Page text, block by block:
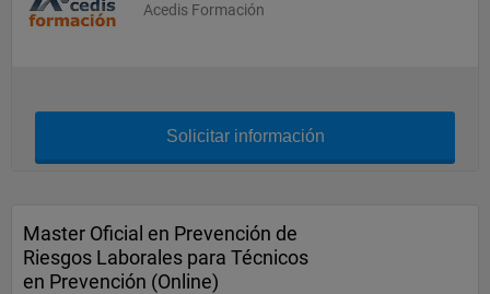
Acedis Formación
Solicitar información
Master Oficial en Prevención de
Riesgos Laborales para Técnicos
en Prevención (Online)